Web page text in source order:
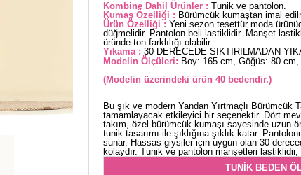
Kombine Dahil Ürünler : Tunik ve pantolon.
Kumaş Özelliği : Bürümcük kumaştan imal
Ürün Özelliği : Yeni sezon tesettür moda
düğmelidir. Pantolon beli lastiklidir. Manşet
üründe ton farklılığı olabilir.
Yıkama : 30 DERECEDE SIKTIRILMADAN
Modelin Ölçüleri: Boy: 165 cm, Göğüs: 80
(Modelin üzerindeki ürün 40 bedendir.)
Bu şık ve modern Yandan Yırtmaçlı Bürümcük
tamamlayacak etkileyici bir seçenektir. Dört
takım, özel bürümcük kumaşı sayesinde uzun
tunik tasarımı ile şıklığına şıklık katar.
sunar. Hassas giysiler için uygun olan 30
kolaydır. Tunik ve pantolon manşetleri
TUNİK BEDEN